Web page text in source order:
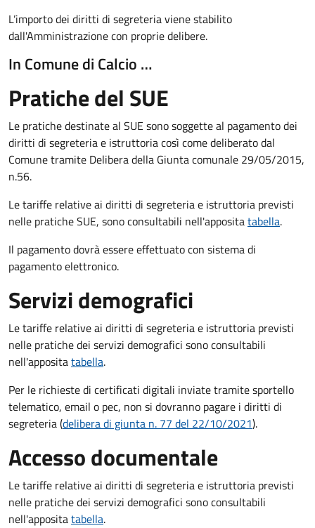
L’importo dei diritti di segreteria viene stabilito
dall'Amministrazione con proprie delibere.
In Comune di Calcio …
Pratiche del SUE
Le pratiche destinate al SUE sono soggette al pagamento dei
diritti di segreteria e istruttoria così come deliberato dal
Comune tramite Delibera della Giunta comunale 29/05/2015,
n.56.
Le tariffe relative ai diritti di segreteria e istruttoria previsti
nelle pratiche SUE, sono consultabili nell'appositatabella.
Il pagamento dovrà essere effettuato con sistema di
pagamento elettronico.
Servizi demografici
Le tariffe relative ai diritti di segreteria e istruttoria previsti
nelle pratiche dei servizi demografici sono consultabili
nell'appositatabella.
Per le richieste di certificati digitali inviate tramite sportello
telematico, email o pec, non si dovranno pagare i diritti di
segreteria (delibera di giunta n. 77 del 22/10/2021).
Accesso documentale
Le tariffe relative ai diritti di segreteria e istruttoria previsti
nelle pratiche dei servizi demografici sono consultabili
nell'appositatabella.